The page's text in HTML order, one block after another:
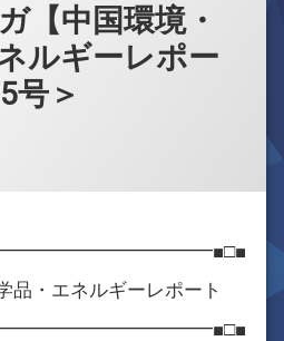
【中国環境・
ルギーレポー
号＞
・エネルギーレポート